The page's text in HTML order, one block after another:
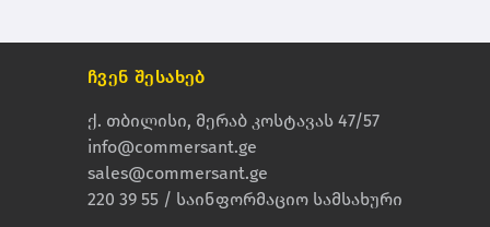
ჩვენ შესახებ
ქ. თბილისი, მერაბ კოსტავას 47/57
info@commersant.ge
sales@commersant.ge
220 39 55 / საინფორმაციო სამსახური